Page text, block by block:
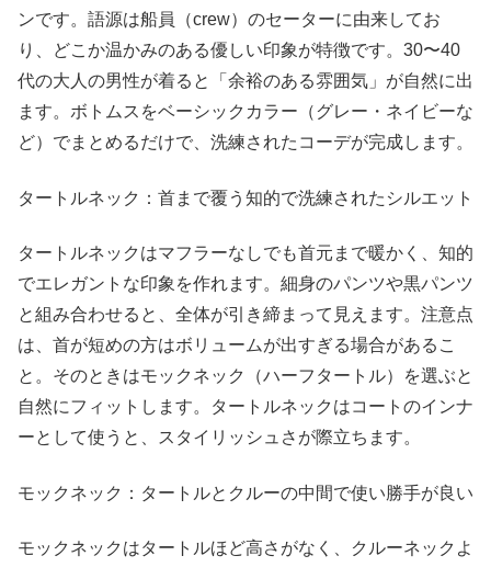
ンです。語源は船員（crew）のセーターに由来してお
り、どこか温かみのある優しい印象が特徴です。30〜40
代の大人の男性が着ると「余裕のある雰囲気」が自然に出
ます。ボトムスをベーシックカラー（グレー・ネイビーな
ど）でまとめるだけで、洗練されたコーデが完成します。
タートルネック：首まで覆う知的で洗練されたシルエット
タートルネックはマフラーなしでも首元まで暖かく、知的
でエレガントな印象を作れます。細身のパンツや黒パンツ
と組み合わせると、全体が引き締まって見えます。注意点
は、首が短めの方はボリュームが出すぎる場合があるこ
と。そのときはモックネック（ハーフタートル）を選ぶと
自然にフィットします。タートルネックはコートのインナ
ーとして使うと、スタイリッシュさが際立ちます。
モックネック：タートルとクルーの中間で使い勝手が良い
モックネックはタートルほど高さがなく、クルーネックよ